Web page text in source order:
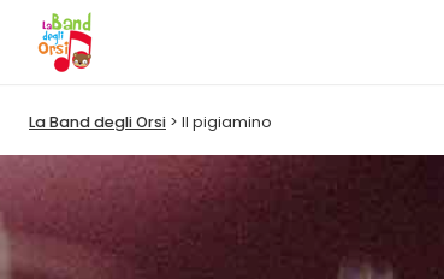
La Band degli Orsi Il pigiamino